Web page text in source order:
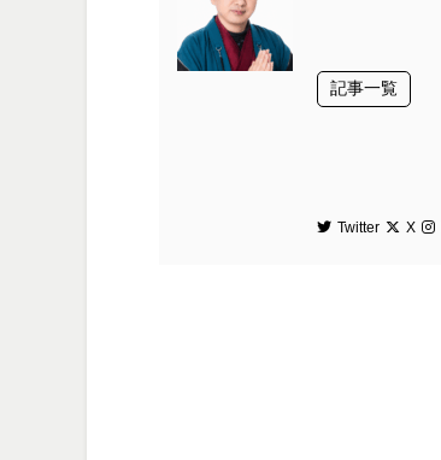
記事一覧
Twitter X